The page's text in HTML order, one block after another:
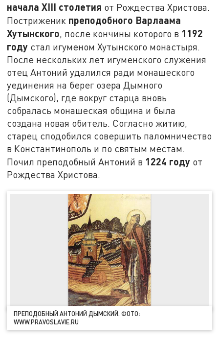
началаXIII столетия от Рождества Христова.
Постриженик преподобного Варлаама
Хутынского, после кончины которого в 1192
году стал игуменом Хутынского монастыря.
После нескольких лет игуменского служения
отец Антоний удалился ради монашеского
уединения на берег озера Дымного
(Дымского), где вокруг старца вновь
собралась монашеская община и была
создана новая обитель. Согласно житию,
старец сподобился совершить паломничество
в Константинополь и по святым местам.
Почил преподобный Антоний в 1224 году от
Рождества Христова.
ПРЕПОДОБНЫЙ АНТОНИЙ ДЫМСКИЙ. ФОТО:
WWW.PRAVOSLAVIE.RU